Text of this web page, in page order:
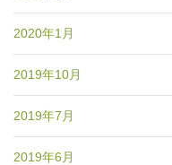
2020年1月
2019年10月
2019年7月
2019年6月